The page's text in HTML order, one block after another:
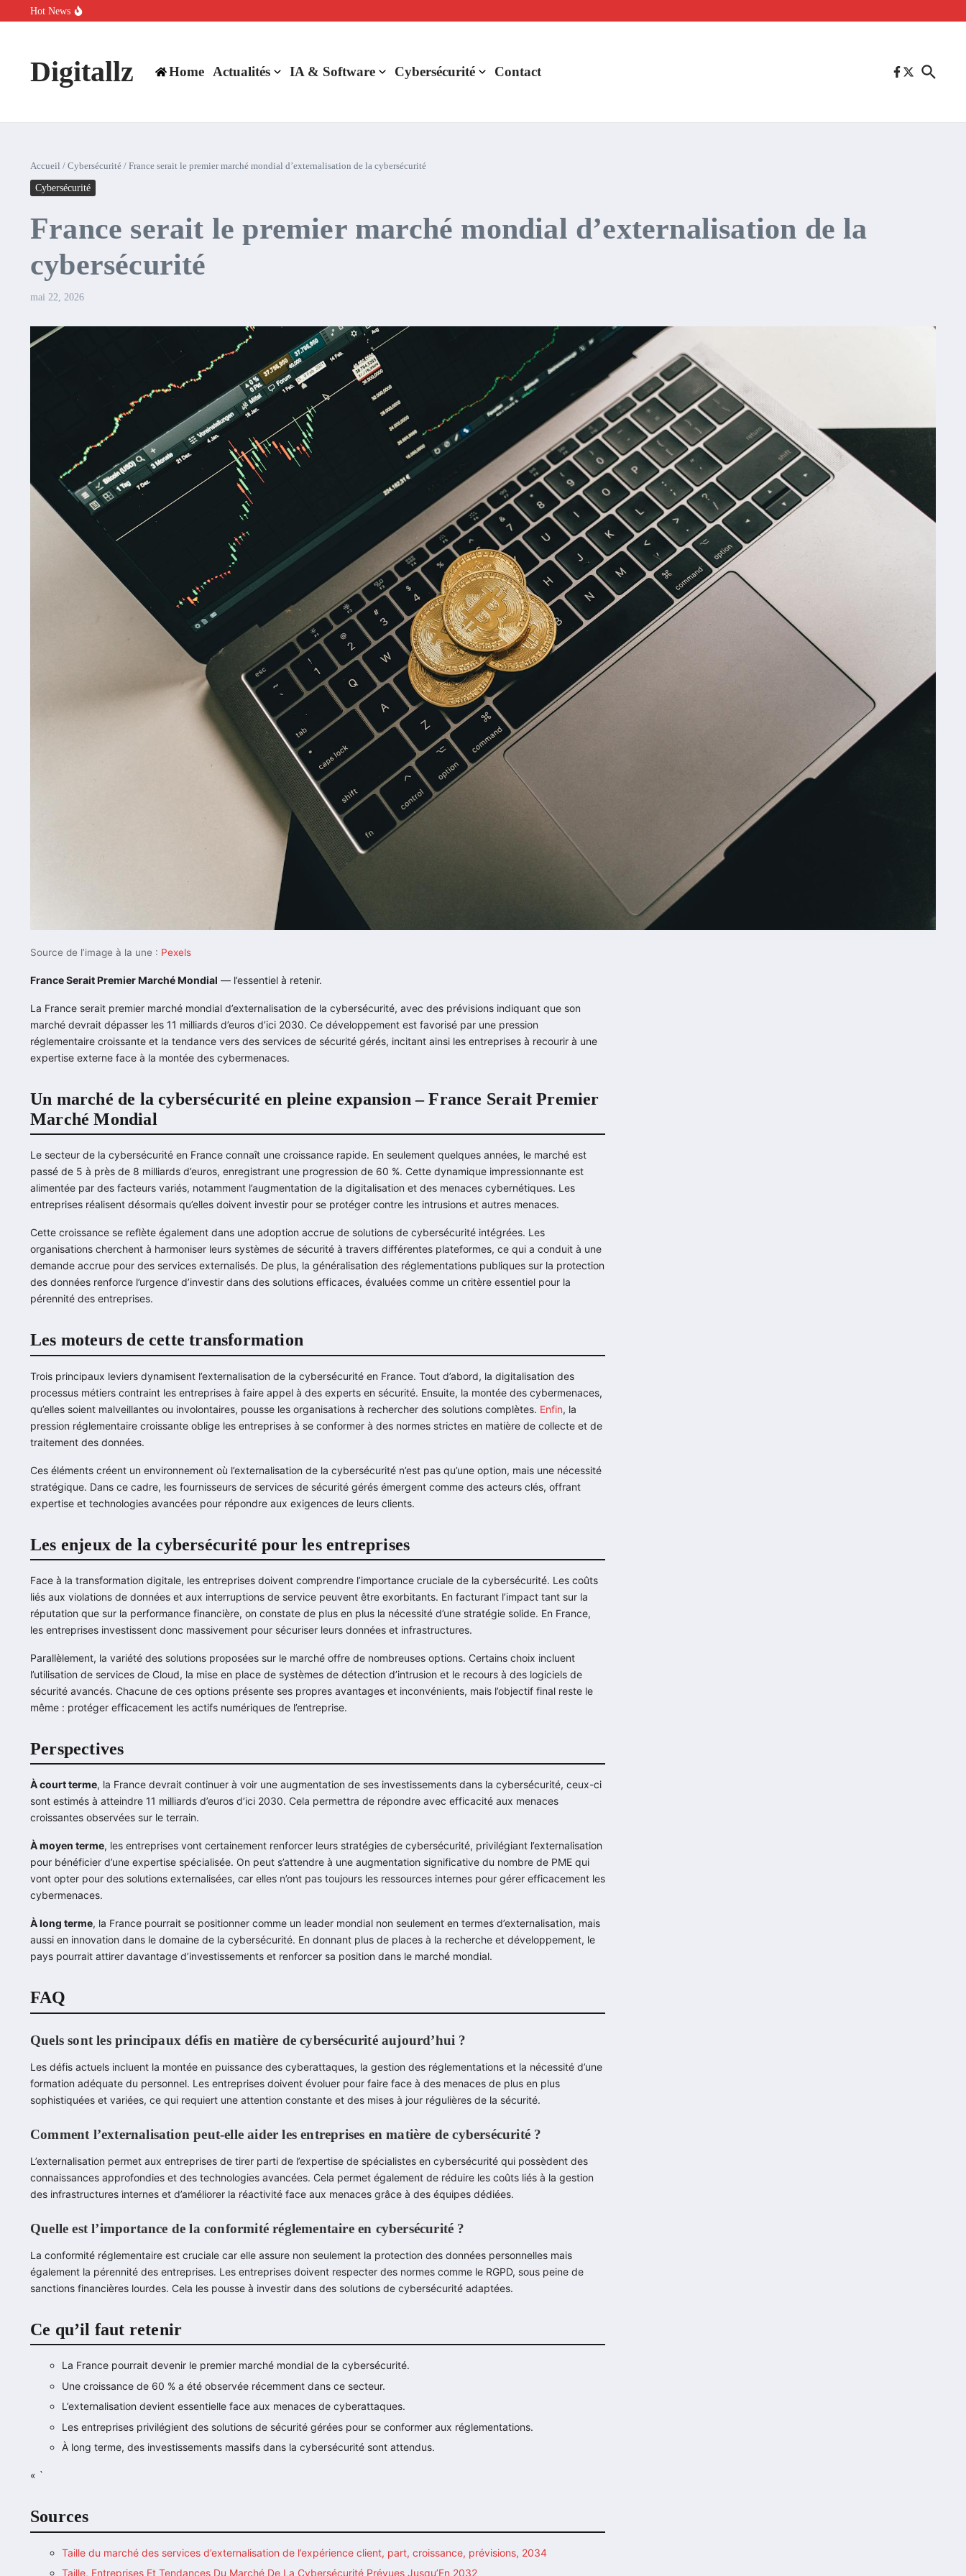
Aller au contenu
Hot News
Comment l’IA simplifie la data de caisse pour la transformer en levier de rentabilité ?
Digitallz Home Actualités IA & Software Cybersécurité Contact
Accueil / Cybersécurité / France serait le premier marché mondial d’externalisation de la cybersécurité
Cybersécurité
France serait le premier marché mondial d’externalisation de la
cybersécurité
mai 22, 2026
Source de l’image à la une : Pexels
France Serait Premier Marché Mondial — l’essentiel à retenir.
La France serait premier marché mondial d’externalisation de la cybersécurité, avec des prévisions indiquant que son
marché devrait dépasser les 11 milliards d’euros d’ici 2030. Ce développement est favorisé par une pression
réglementaire croissante et la tendance vers des services de sécurité gérés, incitant ainsi les entreprises à recourir à une
expertise externe face à la montée des cybermenaces.
Un marché de la cybersécurité en pleine expansion – France Serait Premier
Marché Mondial
Le secteur de la cybersécurité en France connaît une croissance rapide. En seulement quelques années, le marché est
passé de 5 à près de 8 milliards d’euros, enregistrant une progression de 60 %. Cette dynamique impressionnante est
alimentée par des facteurs variés, notamment l’augmentation de la digitalisation et des menaces cybernétiques. Les
entreprises réalisent désormais qu’elles doivent investir pour se protéger contre les intrusions et autres menaces.
Cette croissance se reflète également dans une adoption accrue de solutions de cybersécurité intégrées. Les
organisations cherchent à harmoniser leurs systèmes de sécurité à travers différentes plateformes, ce qui a conduit à une
demande accrue pour des services externalisés. De plus, la généralisation des réglementations publiques sur la protection
des données renforce l’urgence d’investir dans des solutions efficaces, évaluées comme un critère essentiel pour la
pérennité des entreprises.
Les moteurs de cette transformation
Trois principaux leviers dynamisent l’externalisation de la cybersécurité en France. Tout d’abord, la digitalisation des
processus métiers contraint les entreprises à faire appel à des experts en sécurité. Ensuite, la montée des cybermenaces,
qu’elles soient malveillantes ou involontaires, pousse les organisations à rechercher des solutions complètes. Enfin, la
pression réglementaire croissante oblige les entreprises à se conformer à des normes strictes en matière de collecte et de
traitement des données.
Ces éléments créent un environnement où l’externalisation de la cybersécurité n’est pas qu’une option, mais une nécessité
stratégique. Dans ce cadre, les fournisseurs de services de sécurité gérés émergent comme des acteurs clés, offrant
expertise et technologies avancées pour répondre aux exigences de leurs clients.
Les enjeux de la cybersécurité pour les entreprises
Face à la transformation digitale, les entreprises doivent comprendre l’importance cruciale de la cybersécurité. Les coûts
liés aux violations de données et aux interruptions de service peuvent être exorbitants. En facturant l’impact tant sur la
réputation que sur la performance financière, on constate de plus en plus la nécessité d’une stratégie solide. En France,
les entreprises investissent donc massivement pour sécuriser leurs données et infrastructures.
Parallèlement, la variété des solutions proposées sur le marché offre de nombreuses options. Certains choix incluent
l’utilisation de services de Cloud, la mise en place de systèmes de détection d’intrusion et le recours à des logiciels de
sécurité avancés. Chacune de ces options présente ses propres avantages et inconvénients, mais l’objectif final reste le
même : protéger efficacement les actifs numériques de l’entreprise.
Perspectives
À court terme, la France devrait continuer à voir une augmentation de ses investissements dans la cybersécurité, ceux-ci
sont estimés à atteindre 11 milliards d’euros d’ici 2030. Cela permettra de répondre avec efficacité aux menaces
croissantes observées sur le terrain.
À moyen terme, les entreprises vont certainement renforcer leurs stratégies de cybersécurité, privilégiant l’externalisation
pour bénéficier d’une expertise spécialisée. On peut s’attendre à une augmentation significative du nombre de PME qui
vont opter pour des solutions externalisées, car elles n’ont pas toujours les ressources internes pour gérer efficacement les
cybermenaces.
À long terme, la France pourrait se positionner comme un leader mondial non seulement en termes d’externalisation, mais
aussi en innovation dans le domaine de la cybersécurité. En donnant plus de places à la recherche et développement, le
pays pourrait attirer davantage d’investissements et renforcer sa position dans le marché mondial.
FAQ
Quels sont les principaux défis en matière de cybersécurité aujourd’hui ?
Les défis actuels incluent la montée en puissance des cyberattaques, la gestion des réglementations et la nécessité d’une
formation adéquate du personnel. Les entreprises doivent évoluer pour faire face à des menaces de plus en plus
sophistiquées et variées, ce qui requiert une attention constante et des mises à jour régulières de la sécurité.
Comment l’externalisation peut-elle aider les entreprises en matière de cybersécurité ?
L’externalisation permet aux entreprises de tirer parti de l’expertise de spécialistes en cybersécurité qui possèdent des
connaissances approfondies et des technologies avancées. Cela permet également de réduire les coûts liés à la gestion
des infrastructures internes et d’améliorer la réactivité face aux menaces grâce à des équipes dédiées.
Quelle est l’importance de la conformité réglementaire en cybersécurité ?
La conformité réglementaire est cruciale car elle assure non seulement la protection des données personnelles mais
également la pérennité des entreprises. Les entreprises doivent respecter des normes comme le RGPD, sous peine de
sanctions financières lourdes. Cela les pousse à investir dans des solutions de cybersécurité adaptées.
Ce qu’il faut retenir
La France pourrait devenir le premier marché mondial de la cybersécurité.
Une croissance de 60 % a été observée récemment dans ce secteur.
L’externalisation devient essentielle face aux menaces de cyberattaques.
Les entreprises privilégient des solutions de sécurité gérées pour se conformer aux réglementations.
À long terme, des investissements massifs dans la cybersécurité sont attendus.
« `
Sources
Taille du marché des services d’externalisation de l’expérience client, part, croissance, prévisions, 2034
Taille, Entreprises Et Tendances Du Marché De La Cybersécurité Prévues Jusqu’En 2032